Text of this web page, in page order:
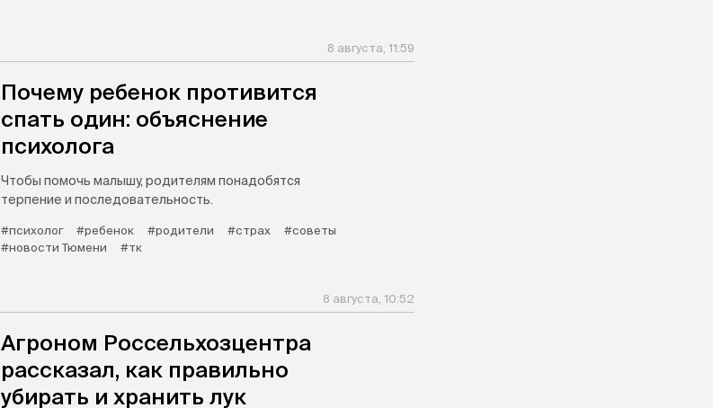
8 августа, 11:59
Почему ребенок противится
спать один: объяснение
психолога
Чтобы помочь малышу, родителям понадобятся
терпение и последовательность.
#психолог #ребенок #родители #страх
#советы
#новости Тюмени
#тк
8 августа, 10:52
Агроном Россельхозцентра
рассказал, как правильно
убирать и хранить лук